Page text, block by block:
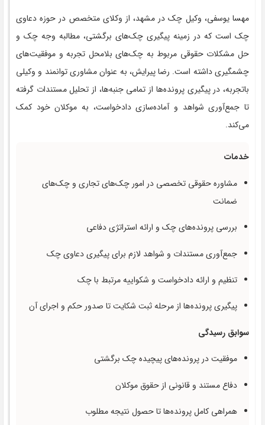
مهسا یوسفی، وکیل چک در مشهد، از وکلای متخصص در حوزه دعاوی
چک است که در زمینه پیگیری چک‌های برگشتی، مطالبه وجه چک و
حل مشکلات حقوقی مربوط به چک‌های بلامحل تجربه و موفقیت‌های
چشمگیری داشته است. رضا پیرایش، به عنوان مشاوری توانمند و وکیلی
باتجربه، در پیگیری پرونده‌ها از تمامی جنبه‌ها، از تحلیل مستندات گرفته
تا جمع‌آوری شواهد و آماده‌سازی دادخواست‌، به موکلان خود کمک
می‌کند.
خدمات
مشاوره حقوقی تخصصی در امور چک‌های تجاری و چک‌های
ضمانت
بررسی پرونده‌های چک و ارائه استراتژی دفاعی
جمع‌آوری مستندات و شواهد لازم برای پیگیری دعاوی چک
تنظیم و ارائه دادخواست و شکواییه مرتبط با چک
پیگیری پرونده‌ها از مرحله ثبت شکایت تا صدور حکم و اجرای آن
سوابق رسیدگی
موفقیت در پرونده‌های پیچیده چک برگشتی
دفاع مستند و قانونی از حقوق موکلان
همراهی کامل پرونده‌ها تا حصول نتیجه مطلوب